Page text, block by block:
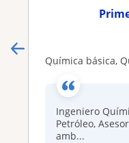
Química básica, Química
Ingeniero
Petróleo,
amb...